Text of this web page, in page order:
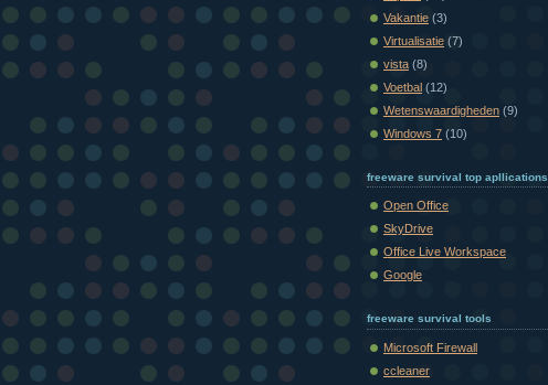
Vakantie (3)
Virtualisatie (7)
vista (8)
Voetbal (12)
Wetenswaardigheden (9)
Windows 7 (10)
freeware survival top apllications
Open Office
SkyDrive
Office Live Workspace
Google
freeware survival tools
Microsoft Firewall
ccleaner